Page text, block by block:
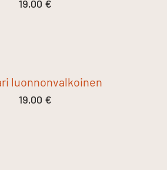
19,00 €
luonnonvalkoinen
19,00 €